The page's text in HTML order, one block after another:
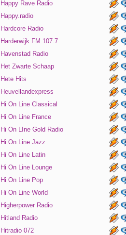
Happy Rave Radio
Happy.radio
Hardcore Radio
Harderwijk FM 107.7
Havenstad Radio
Het Zwarte Schaap
Hete Hits
Heuvellandexpress
Hi On Line Classical
Hi On Line France
Hi On LIne Gold Radio
Hi On Line Jazz
Hi On Line Latin
Hi On Line Lounge
Hi On Line Pop
Hi On Line World
Higherpower Radio
Hitland Radio
Hitradio 072